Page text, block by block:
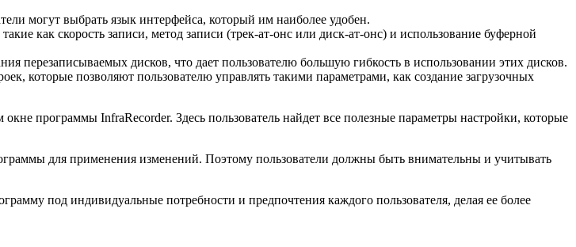
могут выбрать язык интерфейса, который им наиболее удобен.
как скорость записи, метод записи (трек-ат-онс или диск-ат-онс) и использование буферной
перезаписываемых дисков, что дает пользователю большую гибкость в использовании этих дисков.
которые позволяют пользователю управлять такими параметрами, как создание загрузочных
программы InfraRecorder. Здесь пользователь найдет все полезные параметры настройки, которые
для применения изменений. Поэтому пользователи должны быть внимательны и учитывать
под индивидуальные потребности и предпочтения каждого пользователя, делая ее более